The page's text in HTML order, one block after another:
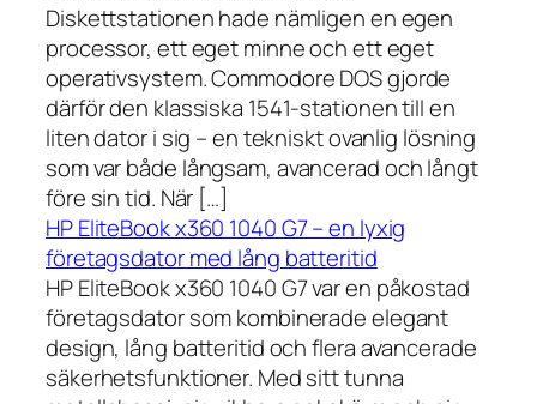
Diskettstationen hade nämligen en egen
processor, ett eget minne och ett eget
operativsystem. Commodore DOS gjorde
därför den klassiska 1541-stationen till en
liten dator i sig – en tekniskt ovanlig lösning
som var både långsam, avancerad och långt
före sin tid. När […]
HP EliteBook x360 1040 G7 – en lyxig
företagsdator med lång batteritid
HP EliteBook x360 1040 G7 var en påkostad
företagsdator som kombinerade elegant
design, lång batteritid och flera avancerade
säkerhetsfunktioner. Med sitt tunna